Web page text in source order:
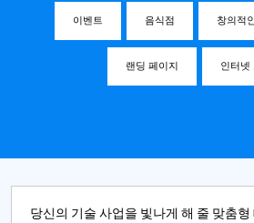
이벤트 음식점 창의적
랜딩 페이지 인터넷
당신의 기술 사업을 빛나게 해 줄 맞춤